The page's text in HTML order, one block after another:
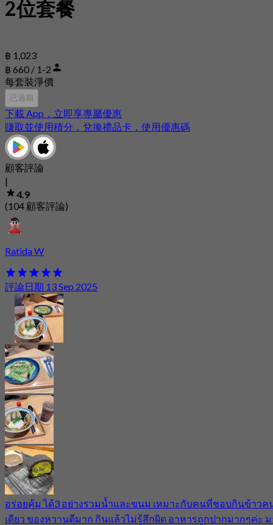
2位套餐
฿ 1,023
฿ 660 / 1-2
每套裝淨價
已過期
下載 App，立即享專屬優惠
賺取並使用積分，兌換禮品卡，使用優惠碼
顧客評論
|
4.9
(104 顧客評論)
Ratida W
評論日期 13 Sep 2025
อร่อยคุ้ม​ ได้3 อย่างรวมน้ำและขนม​ เหมาะกับคนที่ชอบกินข้าวค
เดียว​ ของหวานดีมาก​ กินแล้วไม่รู้​สึกผิด​ อาหารถููกปากมากๆค่ะ​